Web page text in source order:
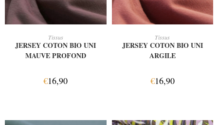
Tissus
JERSEY COTON BIO UNI
MAUVE PROFOND
€16,90
Tissus
JERSEY COTON BIO UNI
ARGILE
€16,90